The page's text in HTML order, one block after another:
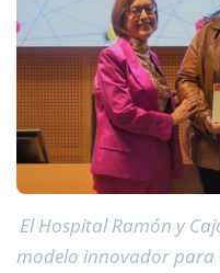
El Hospital Ramón y
modelo innovador